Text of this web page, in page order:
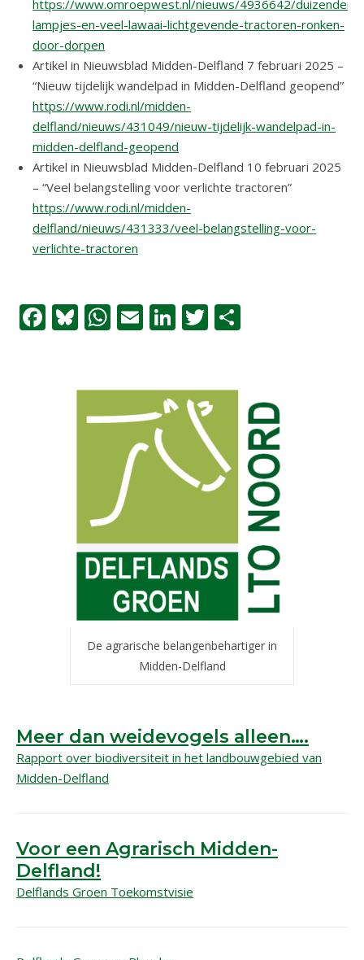
https://www.omroepwest.nl/nieuws/4936642/duizenden-
lampjes-en-veel-lawaai-lichtgevende-tractoren-ronken-
door-dorpen
Artikel in Nieuwsblad Midden-Delfland 7 februari 2025 –
“Nieuw tijdelijk wandelpad in Midden-Delfland geopend”
https://www.rodi.nl/midden-
delfland/nieuws/431049/nieuw-tijdelijk-wandelpad-in-
midden-delfland-geopend
Artikel in Nieuwsblad Midden-Delfland 10 februari 2025
– “Veel belangstelling voor verlichte tractoren”
https://www.rodi.nl/midden-
delfland/nieuws/431333/veel-belangstelling-voor-
verlichte-tractoren
Facebook
Bluesky
WhatsApp
EmailLinkedIn
Twitter
De agrarische belangenbehartiger in
Midden-Delfland
Meer dan weidevogels alleen….
Rapport over biodiversiteit in het landbouwgebied van
Midden-Delfland
Voor een Agrarisch Midden-
Delfland!
Delflands Groen Toekomstvisie